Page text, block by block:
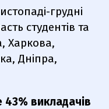
грудні
студентів та
Харкова,
Дніпра,
викладачів